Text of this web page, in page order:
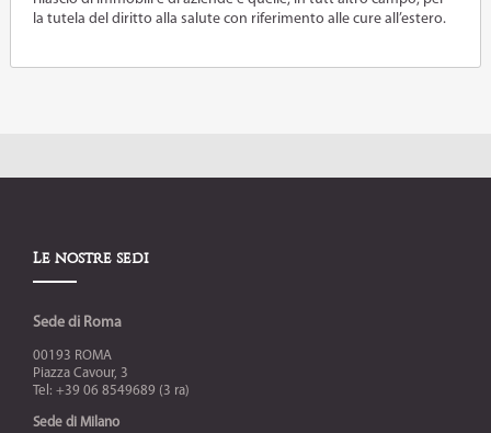
la tutela del diritto alla salute con riferimento alle cure all’estero.
Le nostre sedi
Sede di Roma
00193 ROMA
Piazza Cavour, 3
Tel: +39 06 8549689 (3 ra)
Sede di Milano